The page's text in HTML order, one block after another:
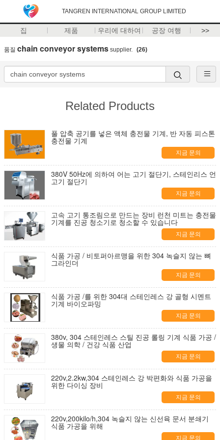
TANGREN INTERNATIONAL GROUP LIMITED
집 제품 우리에 대하여 공장 여행 >>
품질 chain conveyor systems supplier. (26)
Related Products
풀 압축 공기를 넣은 액체 충전물 기계, 반 자동 피스톤
충전물 기계
지금 문의
380V 50Hz에 의하여 어는 고기 절단기, 스테인리스 언
고기 절단기
지금 문의
고속 고기 통조림으로 만드는 장비 런천 미트는 충전물
기계를 진공 청소기로 청소할 수 있습니다
지금 문의
식품 가공 / 비토퍼아르맹을 위한 304 녹슬지 않는 뼈
그라인더
지금 문의
식품 가공 /를 위한 304대 스테인레스 강 골형 시멘트
기계 바이오파밍
지금 문의
380v, 304 스테인레스 스틸 진공 롤링 기계 식품 가공 /
생물 의학 / 건강 식품 산업
지금 문의
220v,2.2kw,304 스테인레스 강 박편화와 식품 가공을
위한 다이싱 장비
지금 문의
220v,200kilo/h,304 녹슬지 않는 신선육 문서 분쇄기
식품 가공을 위해
지금 문의